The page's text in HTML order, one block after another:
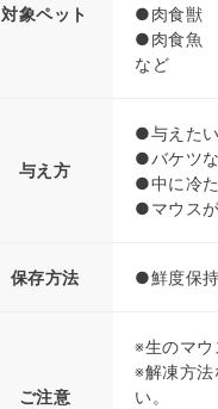
対象ペット
●肉食獣
●肉食魚
など
与え方
●与えた
●バケツ
●中に冷
●マウス
保存方法 ●鮮度保
ご注意
※生のマウ
※解凍方法
い。